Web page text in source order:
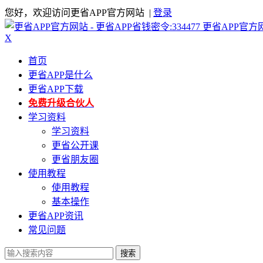
您好，欢迎访问更省APP官方网站 | 登录
更省APP官方
X
首页
更省APP是什么
更省APP下载
免费升级合伙人
学习资料
学习资料
更省公开课
更省朋友圈
使用教程
使用教程
基本操作
更省APP资讯
常见问题
搜索